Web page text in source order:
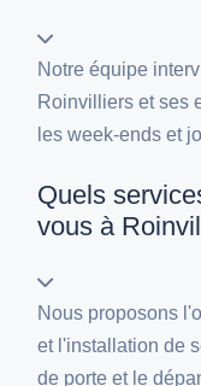
Notre équipe
Roinvilliers et ses
les week-ends et
Quels
vous à
Nous proposons
et l'installation de
de porte et le